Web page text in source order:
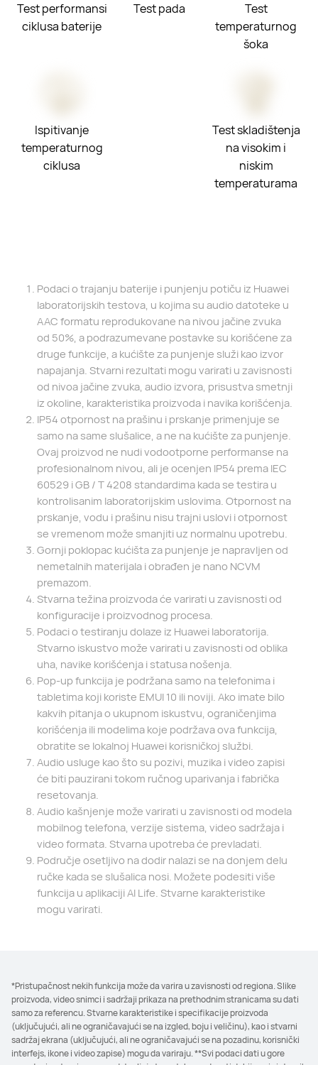
Test performansi
ciklusa baterije
Test pada
Test
temperaturnog
šoka
Ispitivanje
temperaturnog
ciklusa
Test skladištenja
na visokim i
niskim
temperaturama
Podaci o trajanju baterije i punjenju potiču iz Huawei
laboratorijskih testova, u kojima su audio datoteke u
AAC formatu reprodukovane na nivou jačine zvuka
od 50%, a podrazumevane postavke su korišćene za
druge funkcije, a kućište za punjenje služi kao izvor
napajanja. Stvarni rezultati mogu varirati u zavisnosti
od nivoa jačine zvuka, audio izvora, prisustva smetnji
iz okoline, karakteristika proizvoda i navika korišćenja.
IP54 otpornost na prašinu i prskanje primenjuje se
samo na same slušalice, a ne na kućište za punjenje.
Ovaj proizvod ne nudi vodootporne performanse na
profesionalnom nivou, ali je ocenjen IP54 prema IEC
60529 i GB / T 4208 standardima kada se testira u
kontrolisanim laboratorijskim uslovima. Otpornost na
prskanje, vodu i prašinu nisu trajni uslovi i otpornost
se vremenom može smanjiti uz normalnu upotrebu.
Gornji poklopac kućišta za punjenje je napravljen od
nemetalnih materijala i obrađen je nano NCVM
premazom.
Stvarna težina proizvoda će varirati u zavisnosti od
konfiguracije i proizvodnog procesa.
Podaci o testiranju dolaze iz Huawei laboratorija.
Stvarno iskustvo može varirati u zavisnosti od oblika
uha, navike korišćenja i statusa nošenja.
Pop-up funkcija je podržana samo na telefonima i
tabletima koji koriste EMUI 10 ili noviji. Ako imate bilo
kakvih pitanja o ukupnom iskustvu, ograničenjima
korišćenja ili modelima koje podržava ova funkcija,
obratite se lokalnoj Huawei korisničkoj službi.
Audio usluge kao što su pozivi, muzika i video zapisi
će biti pauzirani tokom ručnog uparivanja i fabrička
resetovanja.
Audio kašnjenje može varirati u zavisnosti od modela
mobilnog telefona, verzije sistema, video sadržaja i
video formata. Stvarna upotreba će prevladati.
Područje osetljivo na dodir nalazi se na donjem delu
ručke kada se slušalica nosi. Možete podesiti više
funkcija u aplikaciji AI Life. Stvarne karakteristike
mogu varirati.
*Pristupačnost nekih funkcija može da varira u zavisnosti od regiona. Slike
proizvoda, video snimci i sadržaji prikaza na prethodnim stranicama su dati
samo za referencu. Stvarne karakteristike i specifikacije proizvoda
(uključujući, ali ne ograničavajući se na izgled, boju i veličinu), kao i stvarni
sadržaj ekrana (uključujući, ali ne ograničavajući se na pozadinu, korisnički
interfejs, ikone i video zapise) mogu da variraju. **Svi podaci dati u gore